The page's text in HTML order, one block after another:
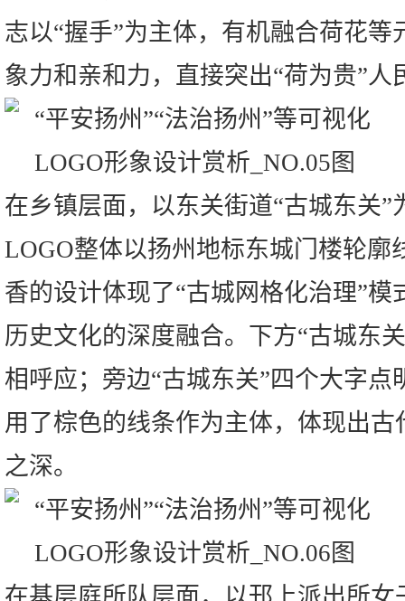
志以“握手”为主体，有机融合荷花
象力和亲和力，直接突出“荷为贵”人
在乡镇层面，以东关街道“古城东关”
LOGO整体以扬州地标东城门楼轮廓
香的设计体现了“古城网格化治理”
历史文化的深度融合。下方“古城东
相呼应；旁边“古城东关”四个大字点
用了棕色的线条作为主体，体现出
之深。